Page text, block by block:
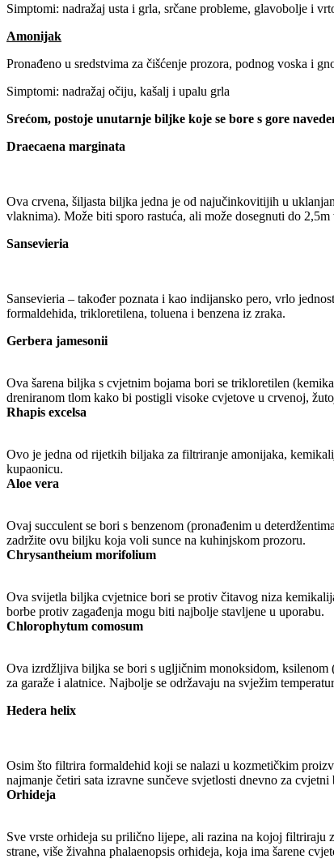
Simptomi: nadražaj usta i grla, srčane probleme, glavobolje i
Amonijak
Pronađeno u sredstvima za čišćenje prozora, podnog voska i
Simptomi: nadražaj očiju, kašalj i upalu grla
Srećom, postoje unutarnje biljke koje se bore s gore
Draecaena marginata
Ova crvena, šiljasta biljka jedna je od najučinkovitijih u
vlaknima). Može biti sporo rastuća, ali može dosegnuti do
Sansevieria
Sansevieria – također poznata i kao indijansko pero, vrlo
formaldehida, trikloretilena, toluena i benzena iz zraka.
Gerbera jamesonii
Ova šarena biljka s cvjetnim bojama bori se trikloretilen
dreniranom tlom kako bi postigli visoke cvjetove u crvenoj,
Rhapis excelsa
Ovo je jedna od rijetkih biljaka za filtriranje amonijaka,
kupaonicu.
Aloe vera
Ovaj succulent se bori s benzenom (pronađenim u
zadržite ovu biljku koja voli sunce na kuhinjskom prozoru.
Chrysantheium morifolium
Ova svijetla biljka cvjetnice bori se protiv čitavog niza
borbe protiv zagađenja mogu biti najbolje stavljene u uporabu.
Chlorophytum comosum
Ova izrdžljiva biljka se bori s ugljičnim monoksidom,
za garaže i alatnice. Najbolje se održavaju na svježim
Hedera helix
Osim što filtrira formaldehid koji se nalazi u kozmetičkim
najmanje četiri sata izravne sunčeve svjetlosti dnevno za cvjetni
Orhideja
Sve vrste orhideja su prilično lijepe, ali razina na kojoj
strane, više živahna phalaenopsis orhideja, koja ima šarene